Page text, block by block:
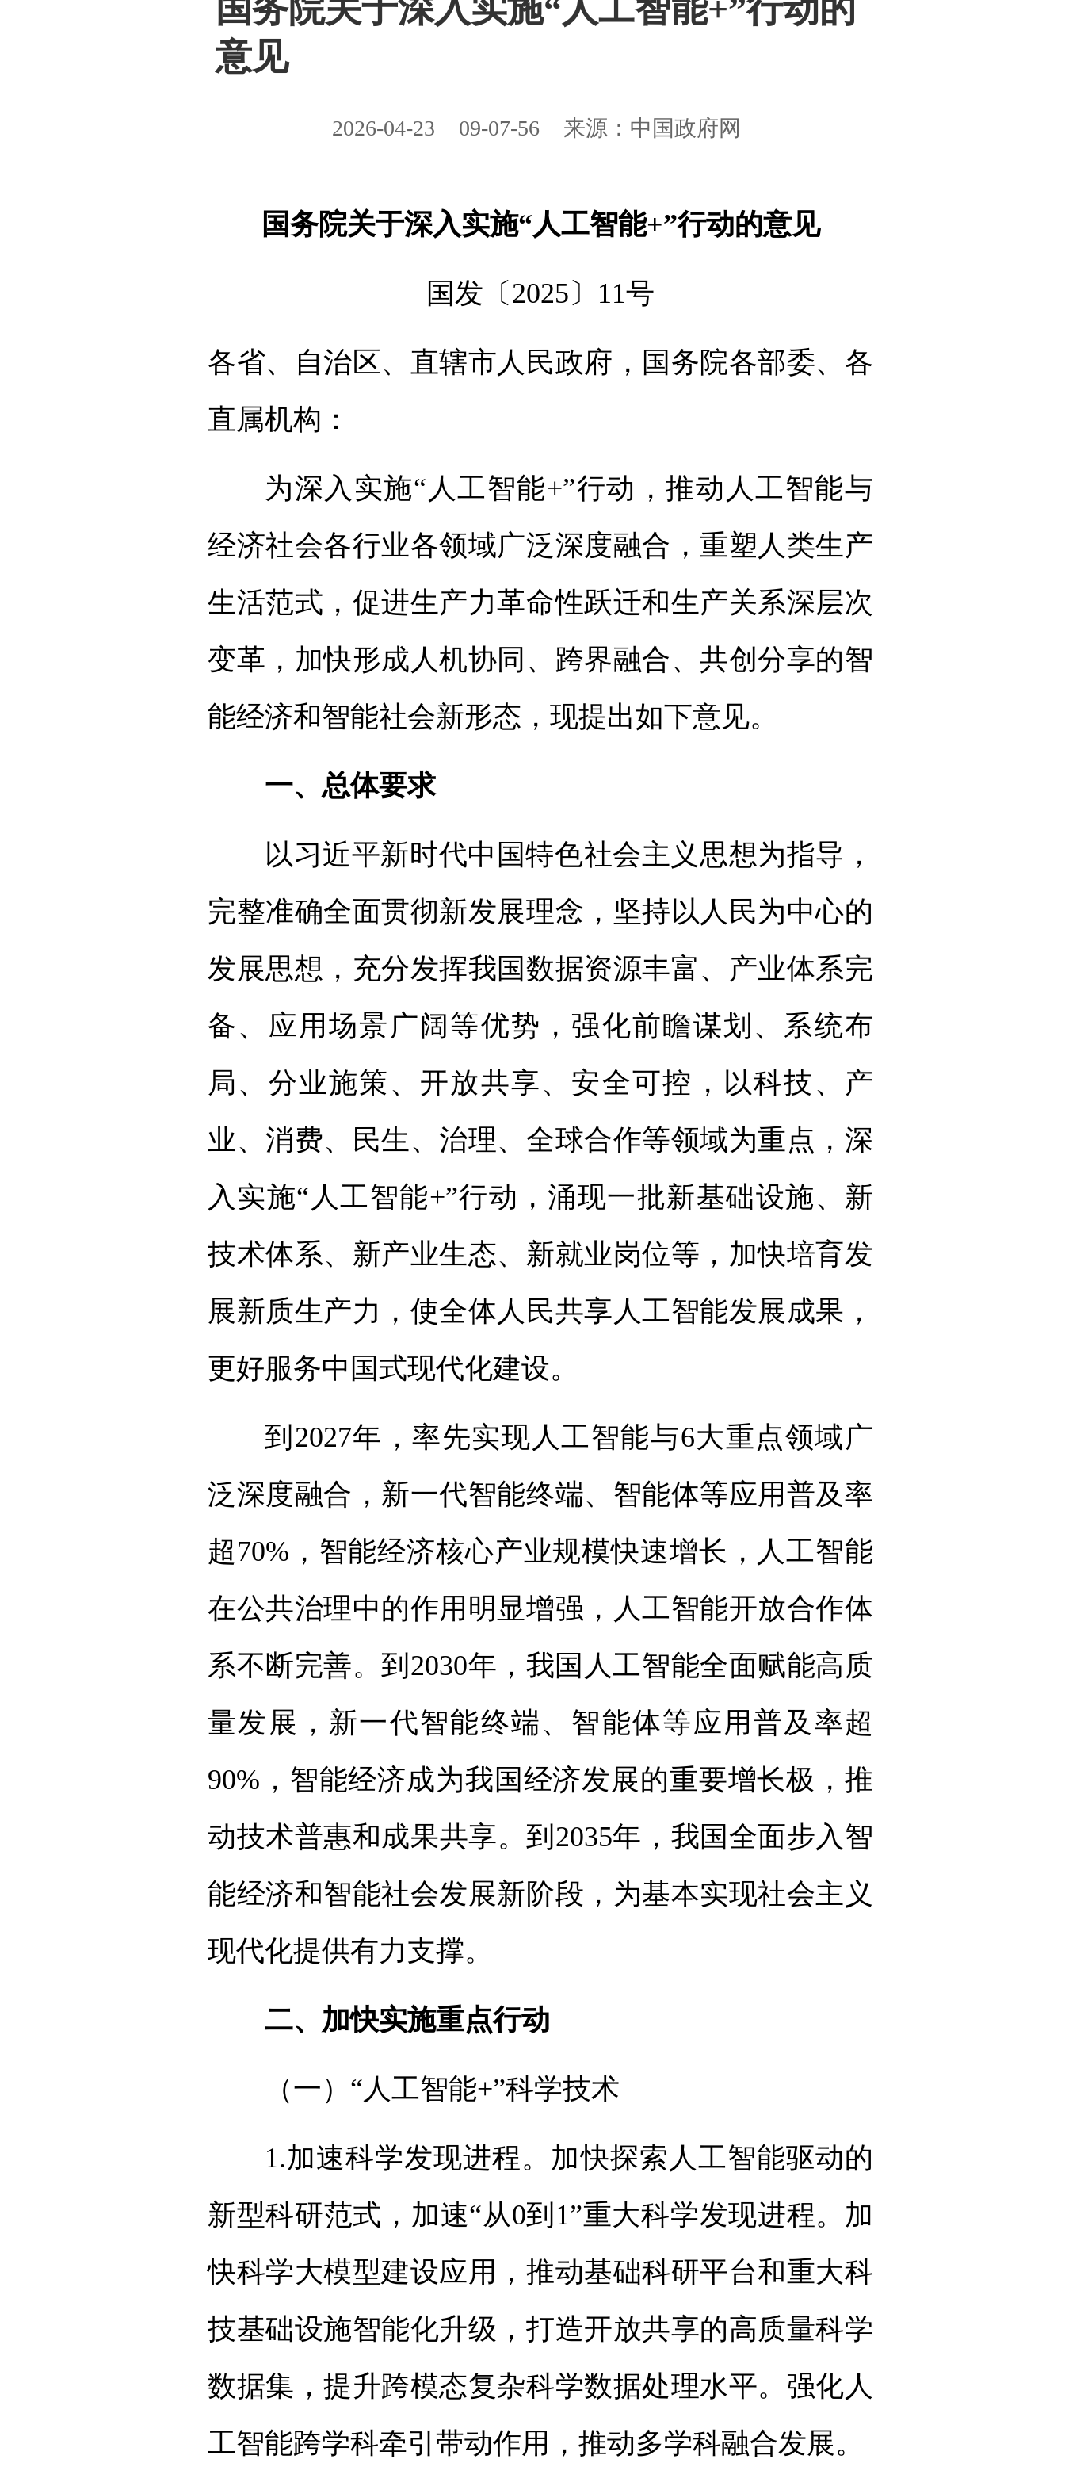
​国务院关于深入实施“人工智能+”行动的
意见
2026-04-23 09-07-56 来源：中国政府网
国务院关于深入实施“人工智能+”行动的意见
国发〔2025〕11号
各省、自治区、直辖市人民政府，国务院各部委、各
直属机构：
为深入实施“人工智能+”行动，推动人工智能与
经济社会各行业各领域广泛深度融合，重塑人类生产
生活范式，促进生产力革命性跃迁和生产关系深层次
变革，加快形成人机协同、跨界融合、共创分享的智
能经济和智能社会新形态，现提出如下意见。
一、总体要求
以习近平新时代中国特色社会主义思想为指导，
完整准确全面贯彻新发展理念，坚持以人民为中心的
发展思想，充分发挥我国数据资源丰富、产业体系完
备、应用场景广阔等优势，强化前瞻谋划、系统布
局、分业施策、开放共享、安全可控，以科技、产
业、消费、民生、治理、全球合作等领域为重点，深
入实施“人工智能+”行动，涌现一批新基础设施、新
技术体系、新产业生态、新就业岗位等，加快培育发
展新质生产力，使全体人民共享人工智能发展成果，
更好服务中国式现代化建设。
到2027年，率先实现人工智能与6大重点领域广
泛深度融合，新一代智能终端、智能体等应用普及率
超70%，智能经济核心产业规模快速增长，人工智能
在公共治理中的作用明显增强，人工智能开放合作体
系不断完善。到2030年，我国人工智能全面赋能高质
量发展，新一代智能终端、智能体等应用普及率超
90%，智能经济成为我国经济发展的重要增长极，推
动技术普惠和成果共享。到2035年，我国全面步入智
能经济和智能社会发展新阶段，为基本实现社会主义
现代化提供有力支撑。
二、加快实施重点行动
（一）“人工智能+”科学技术
1.加速科学发现进程。加快探索人工智能驱动的
新型科研范式，加速“从0到1”重大科学发现进程。加
快科学大模型建设应用，推动基础科研平台和重大科
技基础设施智能化升级，打造开放共享的高质量科学
数据集，提升跨模态复杂科学数据处理水平。强化人
工智能跨学科牵引带动作用，推动多学科融合发展。